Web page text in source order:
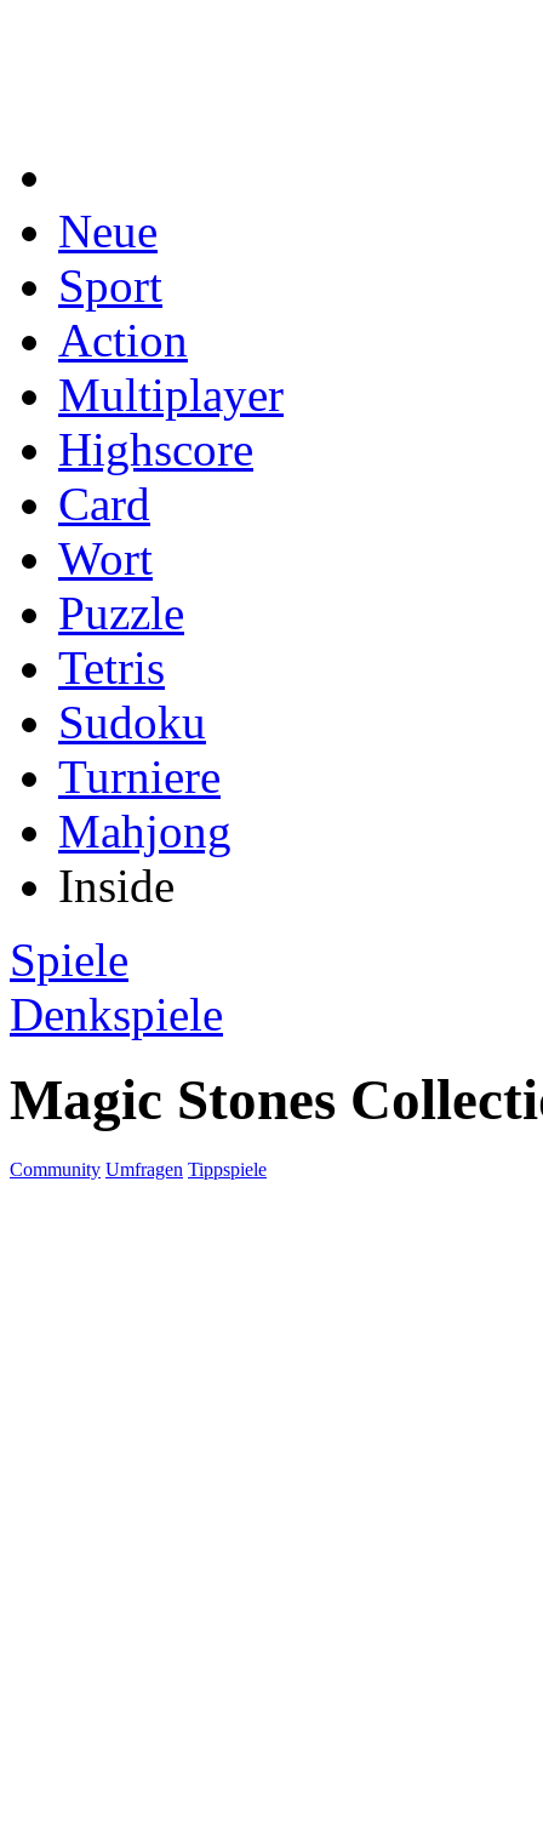
Neue
Sport
Action
Multiplayer
Highscore
Card
Wort
Puzzle
Tetris
Sudoku
Turniere
Mahjong
Inside
Spiele
Denkspiele
Magic Stones
Community Umfragen Tippspiele